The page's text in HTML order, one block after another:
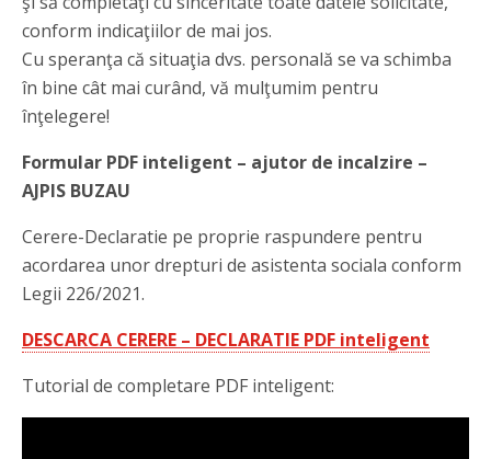
conform indicaţiilor de mai jos.
Cu speranţa că situaţia dvs. personală se va schimba
în bine cât mai curând, vă mulţumim pentru
înţelegere!
Formular PDF inteligent – ajutor de incalzire –
AJPIS BUZAU
Cerere-Declaratie pe proprie raspundere pentru
acordarea unor drepturi de asistenta sociala conform
Legii 226/2021.
DESCARCA CERERE – DECLARATIE PDF inteligent
Tutorial de completare PDF inteligent: